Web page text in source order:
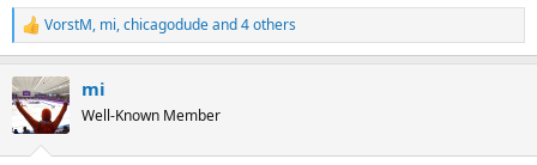
R
e
c
t
i
VorstM, mi,chicagodudeand 4 others
mi
Well-Known Member